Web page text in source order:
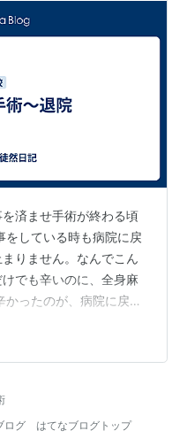
済ませ手術が終わる頃
をしている時も病院に戻
りません。なんでこん
でも辛いのに、全身麻
ったのが、病院に戻る
探検のボランティアを
お世話をする予定でし
た児童達を横目に病院
んなところに引っ越し
ログ
はてなブログトップ